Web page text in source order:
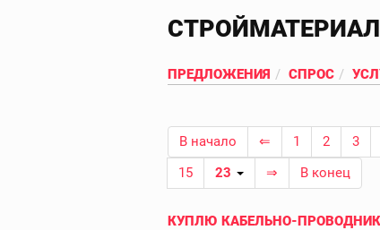
ПРЕДЛОЖЕНИЯ СПРОС
В начало ⇐ 1 2 3
15
23 ⇒ В конец
КУПЛЮ КАБЕЛЬНО-